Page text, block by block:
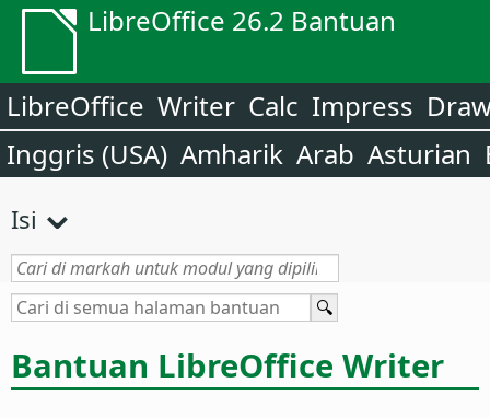
LibreOffice 26.2 Bantuan
LibreOffice Writer Calc Impress
Inggris (USA) Amharik Arab Asturian
Isi
Bantuan LibreOffice Writer